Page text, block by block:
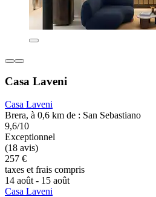
Casa Laveni
Casa Laveni
Brera, à 0,6 km de : San Sebastiano
9,6/10
Exceptionnel
(18 avis)
257 €
taxes et frais compris
14 août - 15 août
Casa Laveni